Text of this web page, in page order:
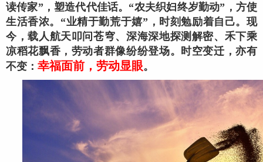
读传家”，塑造代代佳话。“农夫织妇终岁勤动”，方使
生活香浓。“业精于勤荒于嬉”，时刻勉励着自己。现
今，载人航天叩问苍穹、深海深地探测解密、禾下乘
凉稻花飘香，劳动者群像纷纷登场。时空变迁，亦有
不变： 幸福面前，劳动显眼。